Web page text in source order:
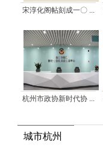
宋淳化阁帖刻成一〇 ...
杭州市政协新时代协 ...
城市杭州